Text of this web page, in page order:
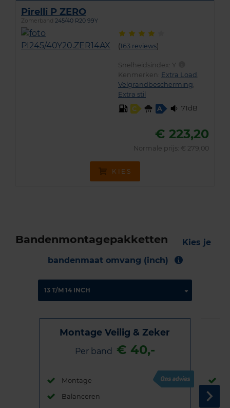
Pirelli P ZERO
Zomerband 245/40 R20 99Y
(163 reviews)
Snelheidsindex: Y
Kenmerken: Extra Load
Velgrandbescherming
Extra stil
C
A 71dB
€ 223,20
Normale prijs: € 279,00
KIES
Bandenmontagepakketten
Kies je
bandenmaat omvang (inch)
Montage Veilig & Zeker
Per band € 40,-
Montage
Balanceren